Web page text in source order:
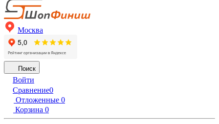
Москва
Поиск
Войти
Сравнение0
Отложенные 0
Корзина 0